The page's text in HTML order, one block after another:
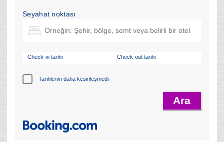
Seyahat noktası
Check-in tarihi Check-out tarihi
Tarihlerim daha kesinleşmedi